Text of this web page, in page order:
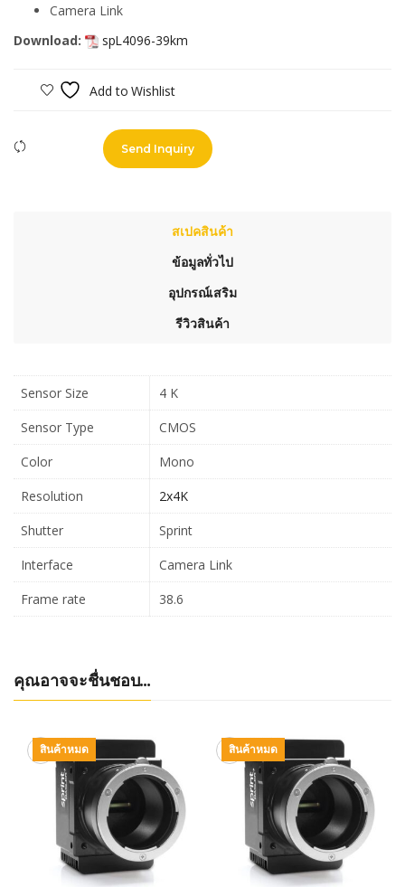
Camera Link
Download:
spL4096-39km
Add to Wishlist
Send Inquiry
สเปคสินค้า
ข้อมูลทั่วไป
อุปกรณ์เสริม
รีวิวสินค้า
Sensor Size
4 K
Sensor Type
CMOS
Color
Mono
Resolution
2x4K
Shutter
Sprint
Interface
Camera Link
Frame rate
38.6
คุณอาจจะชื่นชอบ…
สินค้าหมด สินค้าหมด